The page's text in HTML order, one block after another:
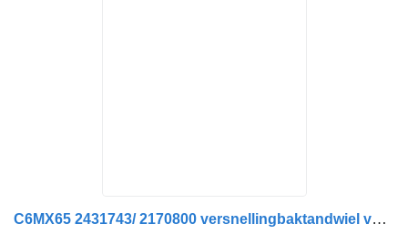
C6MX65 2431743/ 2170800 versnellingbaktandwiel voor Ford auto